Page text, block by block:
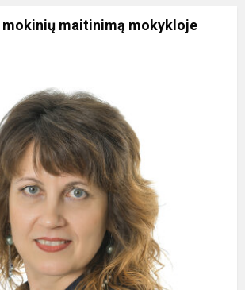
mokinių maitinimą mokykloje